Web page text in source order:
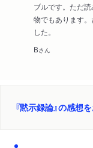
ブルです。ただ
物でもあります
した。
Bさん
『黙示録論』の感想